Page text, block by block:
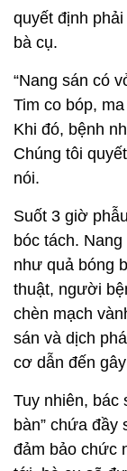
quyết định
bà cụ.
“Nang sán có
Tim co bóp,
Khi đó, bệnh
Chúng tôi
nói.
Suốt 3 giờ
bóc tách.
như quả bóng
thuật, người
chèn mạch
sán và dịch
cơ dẫn đến
Tuy nhiên, bác
bàn” chứa đầy
đảm bảo chức